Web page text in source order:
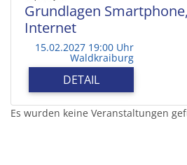
Grundlagen
Internet
15.02.2027 19:00 Uhr
Waldkraiburg
DETAIL
Es wurden keine Veranstaltungen